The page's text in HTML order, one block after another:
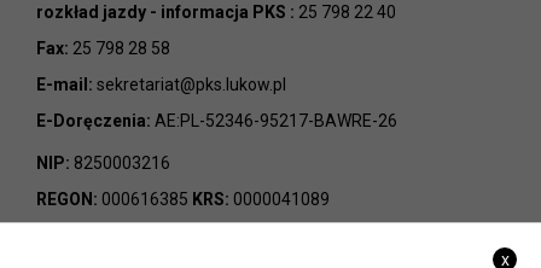
rozkład jazdy - informacja PKS : 25 798 22 40
Fax: 25 798 28 58
E-mail: sekretariat@pks.lukow.pl
E-Doręczenia: AE:PL-52346-95217-BAWRE-26
NIP: 8250003216
REGON: 000616385 KRS: 0000041089
x